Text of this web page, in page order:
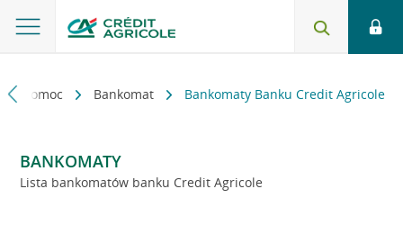
i pomoc Bankomat Bankomaty Banku Credit Agricole
BANKOMATY
Lista bankomatów banku Credit Agricole